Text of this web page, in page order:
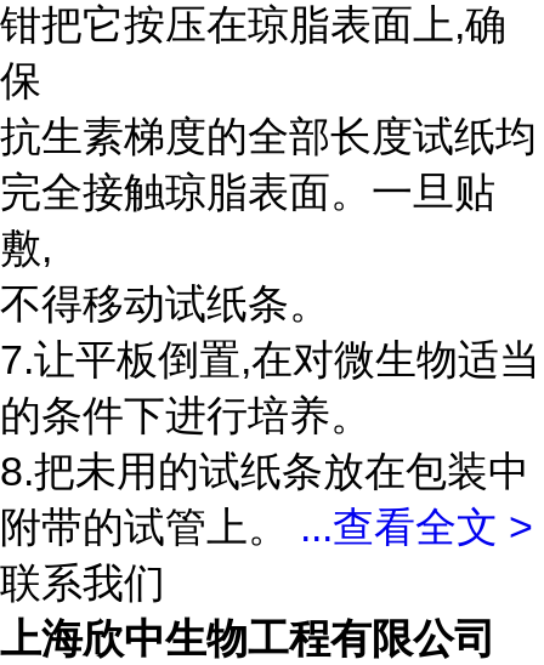
钳把它按压在琼脂表面上,确
保
抗生素梯度的全部长度试纸均
完全接触琼脂表面。一旦贴
敷,
不得移动试纸条。
7.让平板倒置,在对微生物适当
的条件下进行培养。
8.把未用的试纸条放在包装中
附带的试管上。 ...查看全文 >
联系我们
上海欣中生物工程有限公司